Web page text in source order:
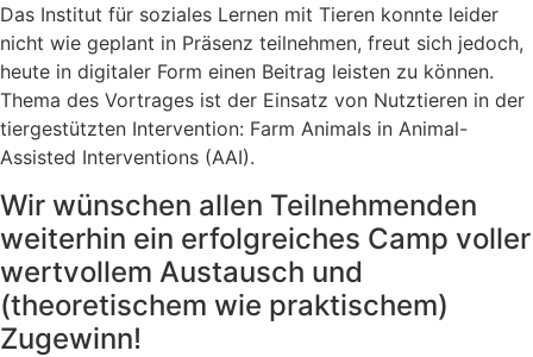
Das Institut für soziales Lernen mit Tieren konnte leider
nicht wie geplant in Präsenz teilnehmen, freut sich jedoch,
heute in digitaler Form einen Beitrag leisten zu können.
Thema des Vortrages ist der Einsatz von Nutztieren in der
tiergestützten Intervention: Farm Animals in Animal-
Assisted Interventions (AAI).
Wir wünschen allen Teilnehmenden
weiterhin ein erfolgreiches Camp voller
wertvollem Austausch und
(theoretischem wie praktischem)
Zugewinn!